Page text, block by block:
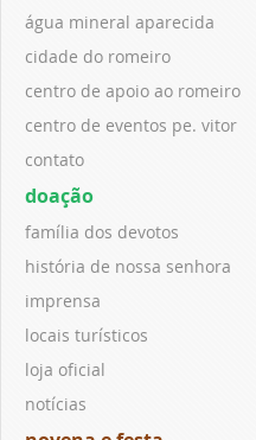
água mineral aparecida
cidade do romeiro
centro de apoio ao romeiro
centro de eventos pe. vitor
contato
doação
família dos devotos
história de nossa senhora
imprensa
locais turísticos
loja oficial
notícias